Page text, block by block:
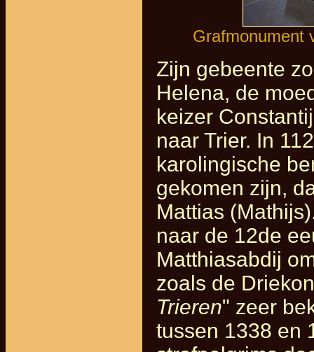
Grafmonument
Zijn gebeente
Helena, de
keizer
naar Trier. In
karolingische
gekomen zijn,
Mattias
naar de 12de
Matthiasabdij
zoals de
Trieren" zeer
tussen 1338 en